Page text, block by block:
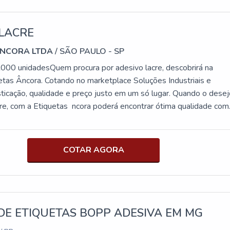
LTDA/ SÃO PAULO - SP
unidadesQuem procura por adesivo lacre, descobrirá na
Âncora. Cotando no marketplace Soluções Industriais e
qualidade e preço justo em um só lugar. Quando o
com a Etiquetas ncora poderá encontrar ótima qualidade com
maneiras eficientes de demonstrar competência e excelência
A Etiquetas Âncora foca sua energia em proporcionar aos
a exatidão em orçar com empresas que prezam por produtos
ótima qualidade e proteção, pontos importantes que ficam
de empresas que visam apenas o lucro, deixando a desejar
COTAR AGORA
ETIQUETAS BOPP ADESIVA EM MG